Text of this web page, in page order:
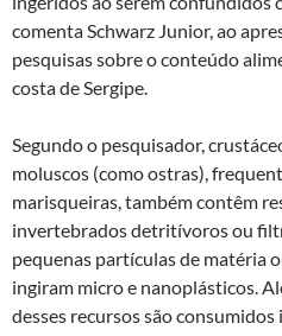
comenta Schwarz Junior, ao
pesquisas sobre o conteúdo
costa de Sergipe.
Segundo o pesquisador,
moluscos (como ostras),
marisqueiras, também contêm
invertebrados detritívoros ou
pequenas partículas de matéria
ingiram micro e nanoplásticos.
desses recursos são